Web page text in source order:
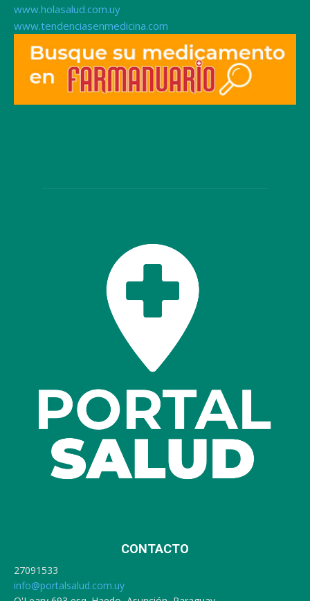
www.holasalud.com.uy
www.tendenciasenmedicina.com
CONTACTO
27091533
info@portalsalud.com.uy